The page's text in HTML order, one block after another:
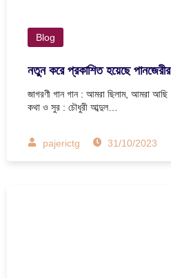
Blog
নতুন করে প্রকাশিত হয়েছে পানজেরীর
জাগরণী গান গান : আমরা ছিলাম, আমরা
কথা ও সুর : চৌধুরী আব্দুল…
pajerictg 31/10/2023